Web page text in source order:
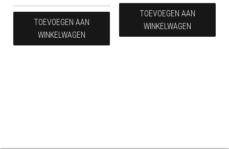
TOEVOEGEN AAN
WINKELWAGEN
TOEVOEGEN AAN
WINKELWAGEN